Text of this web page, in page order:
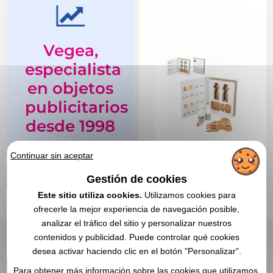
Vegea,
especialista
en objetos
publicitarios
desde 1998
Desde hace 25 años,
clientes confían en
nosotros y
recomiendan Vegea.
Desde12,96 €sin IVA
Sin incluir el marcado
En stock: 1 514 unidades
CITA EXPRESA
Continuar sin aceptar
Gestión de cookies
Este sitio utiliza cookies. Utilizamos cookies para
ofrecerle la mejor experiencia de navegación posible,
analizar el tráfico del sitio y personalizar nuestros
contenidos y publicidad. Puede controlar qué cookies
desea activar haciendo clic en el botón "Personalizar".
Para obtener más información sobre las cookies que utilizamos,